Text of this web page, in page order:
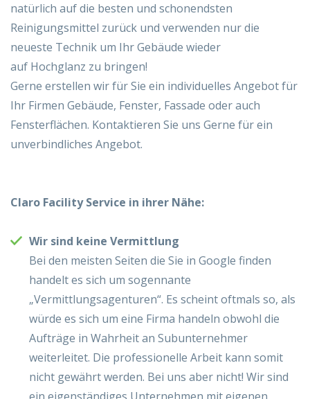
natürlich auf die besten und schonendsten
Reinigungsmittel zurück und verwenden nur die
neueste Technik um Ihr Gebäude wieder
auf Hochglanz zu bringen!
Gerne erstellen wir für Sie ein individuelles Angebot für
Ihr Firmen Gebäude, Fenster, Fassade oder auch
Fensterflächen. Kontaktieren Sie uns Gerne für ein
unverbindliches Angebot.
Claro Facility Service in ihrer Nähe:
Wir sind keine Vermittlung
Bei den meisten Seiten die Sie in Google finden
handelt es sich um sogennante
„Vermittlungsagenturen“. Es scheint oftmals so, als
würde es sich um eine Firma handeln obwohl die
Aufträge in Wahrheit an Subunternehmer
weiterleitet. Die professionelle Arbeit kann somit
nicht gewährt werden. Bei uns aber nicht! Wir sind